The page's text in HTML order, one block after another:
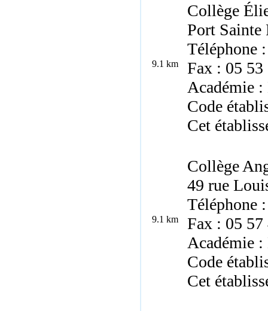
9.1 km
Collège
Port Sainte
Téléphone
Fax : 05 53
Académie
Code
Cet
9.1 km
Collège
49 rue
Téléphone
Fax : 05 57
Académie
Code
Cet